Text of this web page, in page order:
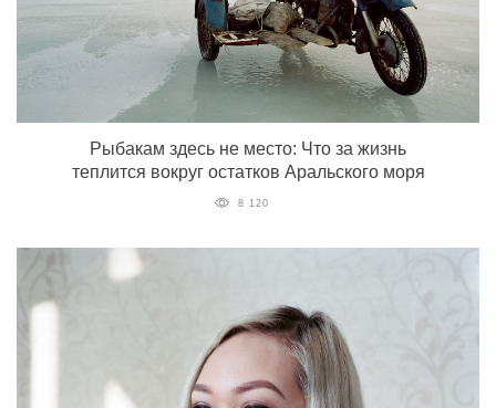
Рыбакам здесь не место: Что за жизнь
теплится вокруг остатков Аральского моря
8 120